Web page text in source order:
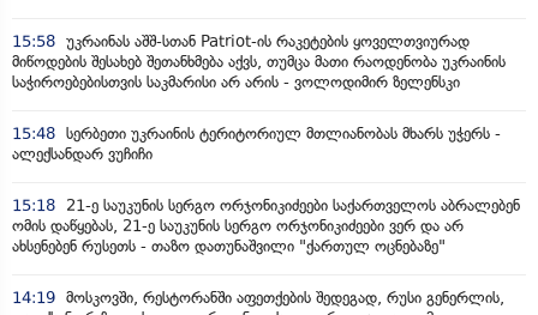
15:58 უკრაინას აშშ-სთან Patriot-ის რაკეტების ყოველთვიურად
მიწოდების შესახებ შეთანხმება აქვს, თუმცა მათი რაოდენობა უკრაინის
საჭიროებებისთვის საკმარისი არ არის - ვოლოდიმირ ზელენსკი
15:48 სერბეთი უკრაინის ტერიტორიულ მთლიანობას მხარს უჭერს -
ალექსანდარ ვუჩიჩი
15:18
21-ე საუკუნის სერგო ორჯონიკიძეები საქართველოს აბრალებენ
ომის დაწყებას, 21-ე საუკუნის სერგო ორჯონიკიძეები ვერ და არ
ახსენებენ რუსეთს - თაზო დათუნაშვილი "ქართულ ოცნებაზე"
14:19 მოსკოვში, რესტორანში აფეთქების შედეგად, რუსი გენერლის,